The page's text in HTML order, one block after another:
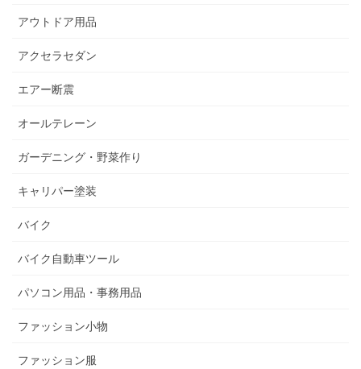
アウトドア用品
アクセラセダン
エアー断震
オールテレーン
ガーデニング・野菜作り
キャリパー塗装
バイク
バイク自動車ツール
パソコン用品・事務用品
ファッション小物
ファッション服